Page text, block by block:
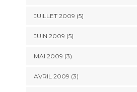
JUILLET 2009 (5)
JUIN 2009 (5)
MAI 2009 (3)
AVRIL 2009 (3)